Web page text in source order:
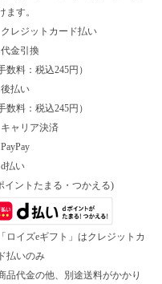
ます。
クレジットカード払い
代金引換
数料：税込245円）
後払い
数料：税込245円）
キャリア決済
PayPay
d払い
イントたまる・つかえる)
ロイズeギフト」はクレジットカ
払いのみ
品代金の他、別途送料がかかり